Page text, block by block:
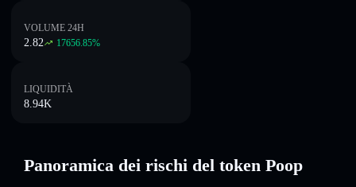
VOLUME 24H
2.82 17656.85%
LIQUIDITÀ
8.94K
Panoramica dei rischi del token Poop